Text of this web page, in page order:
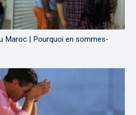
Maroc | Pourquoi en sommes-